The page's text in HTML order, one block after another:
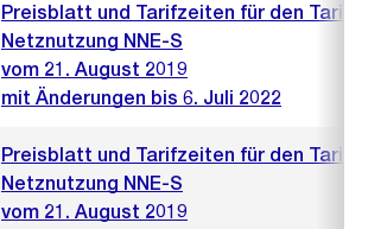
Preisblatt und Tarifzeiten für den Tarif
Netznutzung NNE-S
vom 21. August 2019
mit Änderungen bis 6. Juli 2022
Preisblatt und Tarifzeiten für den Tarif
Netznutzung NNE-S
vom 21. August 2019